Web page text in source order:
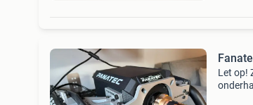
Let op!